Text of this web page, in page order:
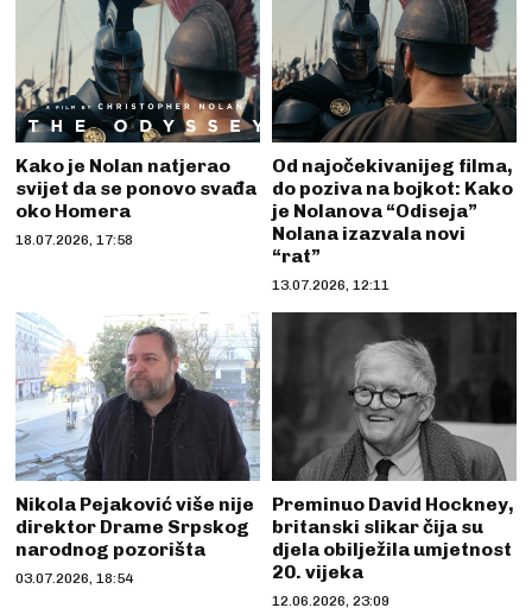
Kako je Nolan natjerao
svijet da se ponovo svađa
oko Homera
18.07.2026, 17:58
Od najočekivanijeg filma,
do poziva na bojkot: Kako
je Nolanova “Odiseja”
Nolana izazvala novi
“rat”
13.07.2026, 12:11
Nikola Pejaković više nije
direktor Drame Srpskog
narodnog pozorišta
03.07.2026, 18:54
Preminuo David Hockney,
britanski slikar čija su
djela obilježila umjetnost
20. vijeka
12.06.2026, 23:09